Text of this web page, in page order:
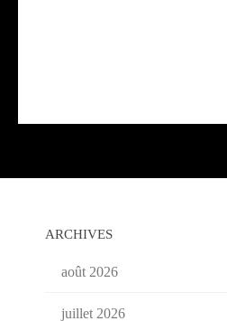
ARCHIVES
août 2026
juillet 2026